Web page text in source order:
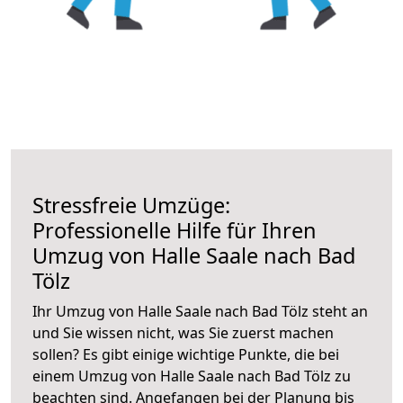
Stressfreie Umzüge:
Professionelle Hilfe für Ihren
Umzug von Halle Saale nach Bad
Tölz
Ihr Umzug von Halle Saale nach Bad Tölz steht an
und Sie wissen nicht, was Sie zuerst machen
sollen? Es gibt einige wichtige Punkte, die bei
einem Umzug von Halle Saale nach Bad Tölz zu
beachten sind. Angefangen bei der Planung bis